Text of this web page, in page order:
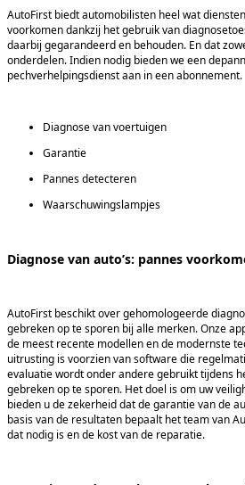
AutoFirst biedt automobilisten heel wat
voorkomen dankzij het gebruik van
daarbij gegarandeerd en behouden. En dat
onderdelen. Indien nodig bieden we een
pechverhelpingsdienst aan in een abonnement.
Diagnose van voertuigen
Garantie
Pannes detecteren
Waarschuwingslampjes
Diagnose van auto’s: pannes
AutoFirst beschikt over gehomologeerde
gebreken op te sporen bij alle merken. Onze
de meest recente modellen en de modernste
uitrusting is voorzien van software die
evaluatie wordt onder andere gebruikt tijdens
gebreken op te sporen. Het doel is om uw
bieden u de zekerheid dat de garantie van de
basis van de resultaten bepaalt het team van
dat nodig is en de kost van de reparatie.